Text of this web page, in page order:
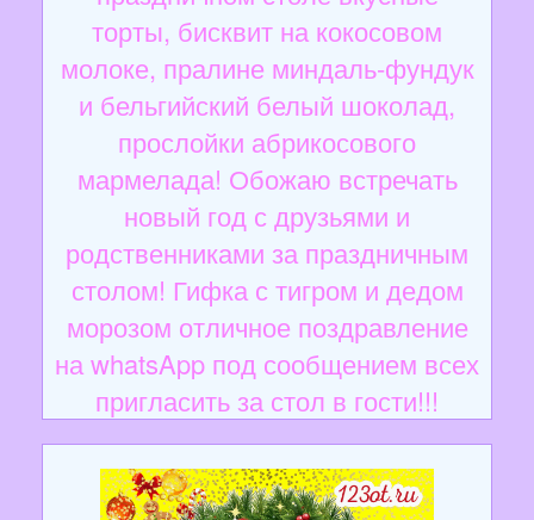
торты, бисквит на кокосовом
молоке, пралине миндаль-фундук
и бельгийский белый шоколад,
прослойки абрикосового
мармелада! Обожаю встречать
новый год с друзьями и
родственниками за праздничным
столом! Гифка с тигром и дедом
морозом отличное поздравление
на whatsApp под сообщением всех
пригласить за стол в гости!!!